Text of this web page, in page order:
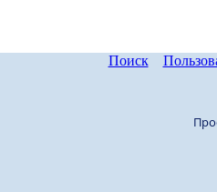
Поиск